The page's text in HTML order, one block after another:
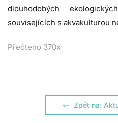
dlouhodobých
souvisejících s akvakulturou
Přečteno 370x
Zpět na: